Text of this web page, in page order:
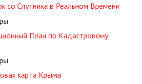
со Спутника в Реальном Времени
План по Кадастровому
карта Крыма